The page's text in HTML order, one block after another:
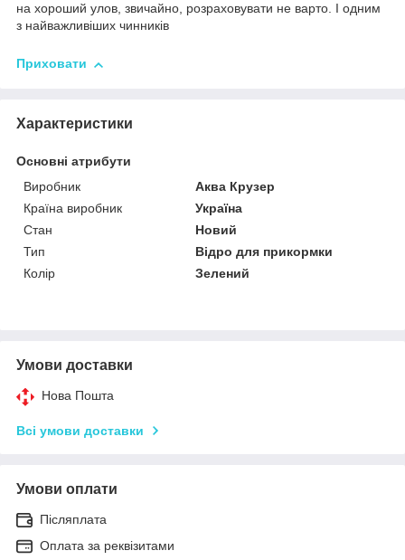
на хороший улов, звичайно, розраховувати не варто. І одним
з найважливіших чинників
Приховати
Характеристики
Основні атрибути
Виробник
Аква Крузер
Країна виробник
Україна
Стан
Новий
Тип
Відро для прикормки
Колір
Зелений
Умови доставки
Нова Пошта
Всі умови доставки
Умови оплати
Післяплата
Оплата за реквізитами